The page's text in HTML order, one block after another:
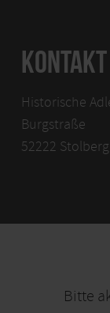
KONTAKT
Historische
Burgstraße
52222 Stolberg
Bitte